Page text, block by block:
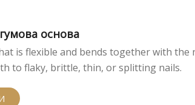
основа
is flexible and bends together with the
to flaky, brittle, thin, or splitting nails.